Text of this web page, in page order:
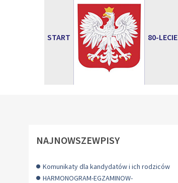
START 80-LECIE
NAJNOWSZEWPISY
Komunikaty dla kandydatów i ich rodziców
HARMONOGRAM-EGZAMINOW-